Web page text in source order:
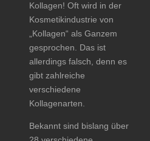
Kollagen! Oft wird in der
Kosmetikindustrie von
„Kollagen“ als Ganzem
gesprochen. Das ist
allerdings falsch, denn es
gibt zahlreiche
verschiedene
Kollagenarten.
Bekannt sind bislang über